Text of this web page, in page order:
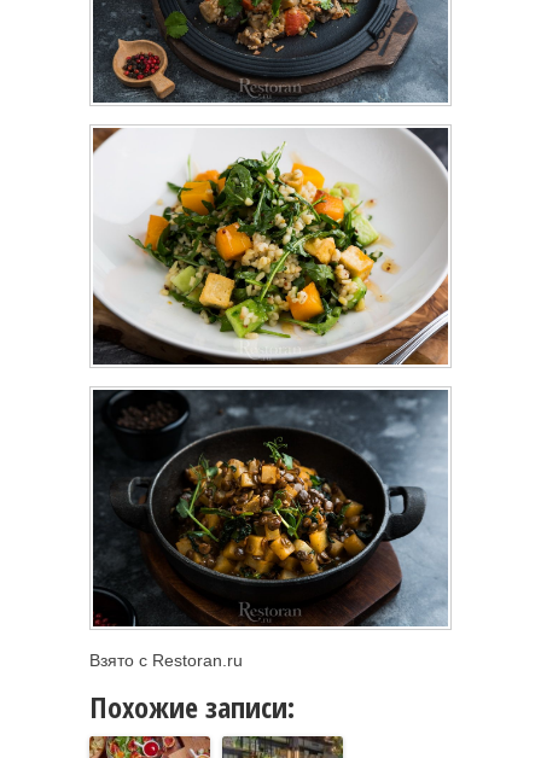
Взято с Restoran.ru
Похожие записи: